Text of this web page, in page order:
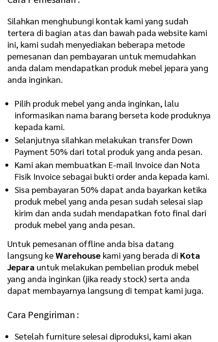
Silahkan menghubungi kontak kami yang sudah
tertera di bagian atas dan bawah pada website kami
ini, kami sudah menyediakan beberapa metode
pemesanan dan pembayaran untuk memudahkan
anda dalam mendapatkan produk mebel jepara yang
anda inginkan.
Pilih produk mebel yang anda inginkan, lalu
informasikan nama barang berseta kode produknya
kepada kami.
Selanjutnya silahkan melakukan transfer Down
Payment 50% dari total produk yang anda pesan.
Kami akan membuatkan E-mail Invoice dan Nota
Fisik Invoice sebagai bukti order anda kepada kami.
Sisa pembayaran 50% dapat anda bayarkan ketika
produk mebel yang anda pesan sudah selesai siap
kirim dan anda sudah mendapatkan foto final dari
produk mebel yang anda pesan.
Untuk pemesanan offline anda bisa datang
langsung keWarehouse kami yang berada di Kota
Jepara untuk melakukan pembelian produk mebel
yang anda inginkan (jika ready stock) serta anda
dapat membayarnya langsung di tempat kami juga.
Cara Pengiriman :
Setelah furniture selesai diproduksi, kami akan